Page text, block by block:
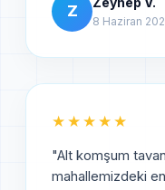
Z
8 Haziran
★★★★★
"Alt komşum
mahallemizdeki